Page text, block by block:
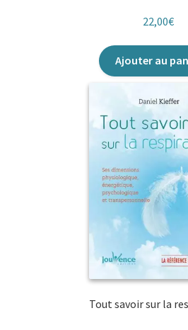
22,00€
Ajouter au
Tout savoir sur la